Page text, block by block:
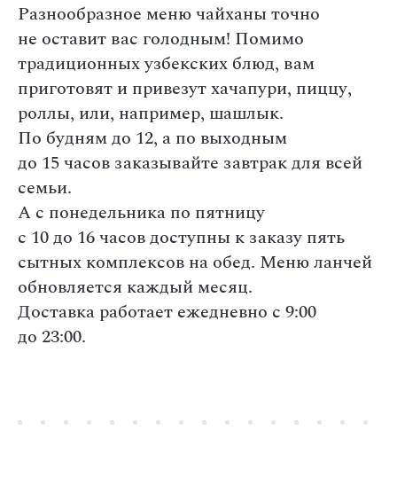
Разнообразное меню чайханы точно
не оставит вас голодным! Помимо
традиционных узбекских блюд, вам
приготовят и привезут хачапури, пиццу,
роллы, или, например, шашлык.
По будням до 12, а по выходным
до 15 часов заказывайте завтрак для всей
семьи.
А с понедельника по пятницу
с 10 до 16 часов доступны к заказу пять
сытных комплексов на обед. Меню ланчей
обновляется каждый месяц.
Доставка работает ежедневно с 9:00
до 23:00.